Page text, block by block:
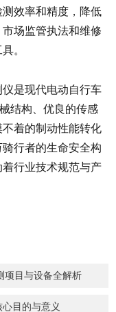
效率和精度，降低
场监管执法和维修
。
是现代电动自行车
结构、优良的传感
着的制动性能转化
行者的生命安全构
行业技术规范与产
项目与设备全解析
目的与意义